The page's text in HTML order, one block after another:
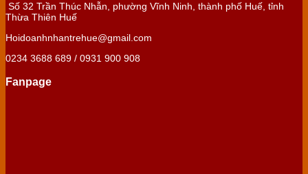
Số 32 Trần Thúc Nhẫn, phường Vĩnh Ninh, thành phố Huế, tỉnh
Thừa Thiên Huế
Hoidoanhnhantrehue@gmail.com
0234 3688 689 / 0931 900 908
Fanpage